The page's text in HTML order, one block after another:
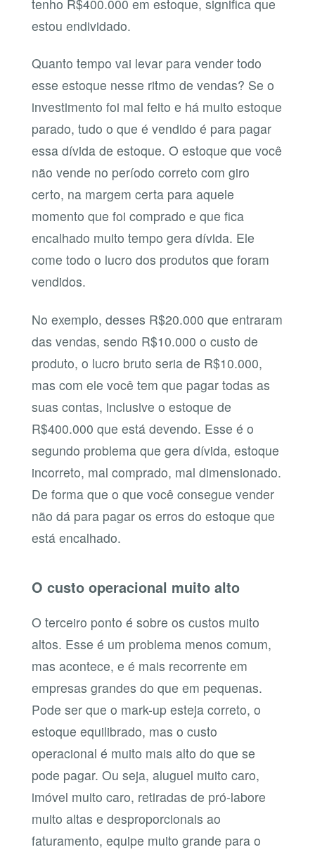
tenho R$400.000 em estoque, significa que
estou endividado.
Quanto tempo vai levar para vender todo
esse estoque nesse ritmo de vendas? Se o
investimento foi mal feito e há muito estoque
parado, tudo o que é vendido é para pagar
essa dívida de estoque. O estoque que você
não vende no período correto com giro
certo, na margem certa para aquele
momento que foi comprado e que fica
encalhado muito tempo gera dívida. Ele
come todo o lucro dos produtos que foram
vendidos.
No exemplo, desses R$20.000 que entraram
das vendas, sendo R$10.000 o custo de
produto, o lucro bruto seria de R$10.000,
mas com ele você tem que pagar todas as
suas contas, inclusive o estoque de
R$400.000 que está devendo. Esse é o
segundo problema que gera dívida, estoque
incorreto, mal comprado, mal dimensionado.
De forma que o que você consegue vender
não dá para pagar os erros do estoque que
está encalhado.
O custo operacional muito alto
O terceiro ponto é sobre os custos muito
altos. Esse é um problema menos comum,
mas acontece, e é mais recorrente em
empresas grandes do que em pequenas.
Pode ser que o mark-up esteja correto, o
estoque equilibrado, mas o custo
operacional é muito mais alto do que se
pode pagar. Ou seja, aluguel muito caro,
imóvel muito caro, retiradas de pró-labore
muito altas e desproporcionais ao
faturamento, equipe muito grande para o